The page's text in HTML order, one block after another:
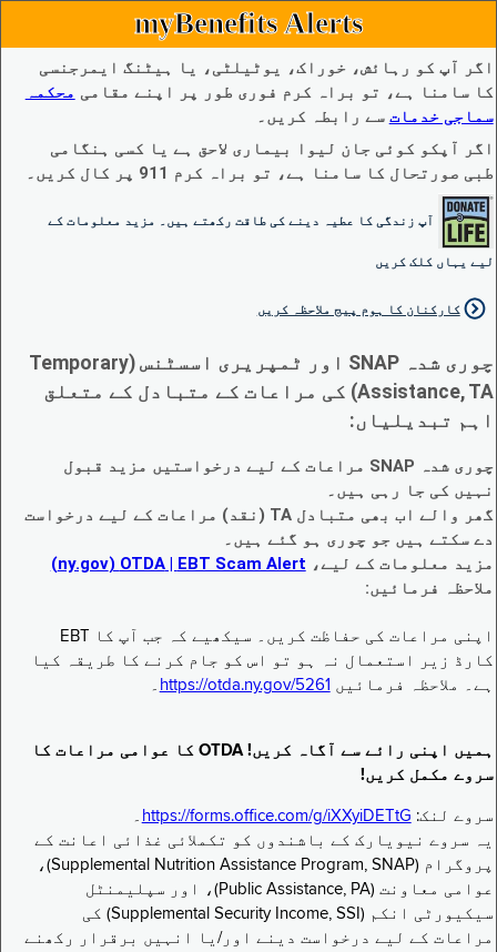
myBenefits Alerts
اگر آپ کو رہائش، خوراک، یوٹیلٹی، یا ہیٹنگ ایمرجنسی
کا سامنا ہے، تو براہ کرم فوری طور پر اپنے مقامی محکمہ
سماجی خدمات سے رابطہ کریں۔
اگر آپکو کوئی جان لیوا بیماری لاحق ہے یا کسی ہنگامی
طبی صورتحال کا سامنا ہے، تو براہ کرم 911 پر کال کریں۔
آپ زندگی کا عطیہ دینے کی طاقت رکھتے ہیں۔ مزید معلومات کے
لیے یہاں کلک کریں
کارکنان کا ہوم پیج ملاحظہ کریں
چوری شدہ SNAP اور ٹمپریری اسسٹنس (Temporary
Assistance, TA) کی مراعات کے متبادل کے متعلق
اہم تبدیلیاں:
چوری شدہ SNAP مراعات کے لیے درخواستیں مزید قبول
نہیں کی جا رہی ہیں۔
گھر والے اب بھی متبادل TA (نقد) مراعات کے لیے درخواست
دے سکتے ہیں جو چوری ہو گئے ہیں۔
مزید معلومات کے لیے، EBT Scam Alert ‏| OTDA ‏(ny.gov)
ملاحظہ فرمائیں:
اپنی مراعات کی حفاظت کریں۔ سیکھیے کہ جب آپ کا EBT
کارڈ زیر استعمال نہ ہو تو اس کو جام کرنے کا طریقہ کیا
ہے۔ ملاحظہ فرمائیں https://otda.ny.gov/5261 ۔
ہمیں اپنی رائے سے آگاہ کریں! OTDA کا عوامی مراعات کا
سروے مکمل کریں!
سروے لنک: https://forms.office.com/g/iXXyiDETtG ۔
یہ سروے نیویارک کے باشندوں کو تکملائی غذائی اعانت کے
پروگرام (Supplemental Nutrition Assistance Program, SNAP)،
عوامی معاونت (Public Assistance, PA)، اور سپلیمنٹل
سیکیورٹی انکم (Supplemental Security Income, SSI) کی
مراعات کے لیے درخواست دینے اور/یا انہیں برقرار رکھنے